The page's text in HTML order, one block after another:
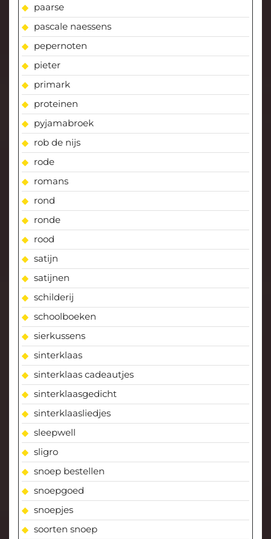
paarse
pascale naessens
pepernoten
pieter
primark
proteinen
pyjamabroek
rob de nijs
rode
romans
rond
ronde
rood
satijn
satijnen
schilderij
schoolboeken
sierkussens
sinterklaas
sinterklaas cadeautjes
sinterklaasgedicht
sinterklaasliedjes
sleepwell
sligro
snoep bestellen
snoepgoed
snoepjes
soorten snoep